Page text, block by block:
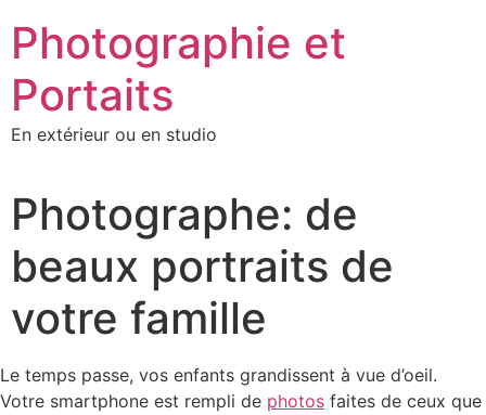
Photographie et
Portaits
En extérieur ou en studio
Photographe: de
beaux portraits de
votre famille
Le temps passe, vos enfants grandissent à vue d’oeil.
Votre smartphone est rempli de photos faites de ceux que